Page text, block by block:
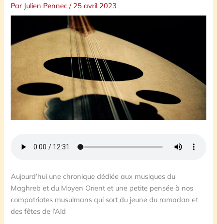
Par Julien Pennec/ 25 avril 2023
Aujourd’hui une chronique dédiée aux musiques du
Maghreb et du Moyen Orient et une petite pensée à nos
compatriotes musulmans qui sort du jeune du ramadan et
des fêtes de l’Aïd